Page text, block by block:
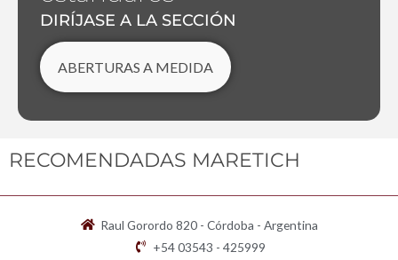
DIRÍJASE A LA SECCIÓN
ABERTURAS A MEDIDA
RECOMENDADAS MARETICH
Raul Gorordo 820 - Córdoba - Argentina
+54 03543 - 425999